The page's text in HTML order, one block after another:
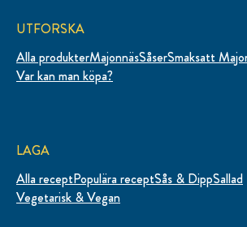
UTFORSKA
Alla produkterMajonnäsSåserSmaksatt
Var kan man köpa?
LAGA
Alla receptPopulära receptSås & DippSallad
Vegetarisk & Vegan